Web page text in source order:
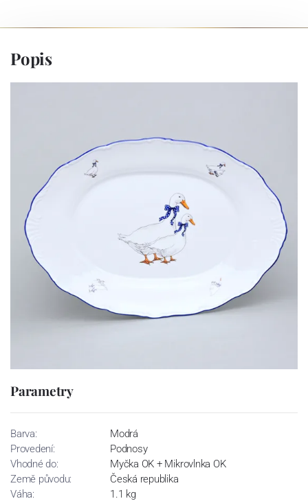
Popis
Parametry
Barva:
Modrá
Provedení:
Podnosy
Vhodné do:
Myčka OK + Mikrovlnka OK
Země původu:
Česká republika
Váha:
1.1 kg